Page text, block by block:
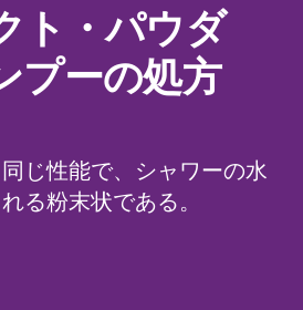
ト・パウダ
プーの処方
じ性能で、シャワーの水
る粉末状である。